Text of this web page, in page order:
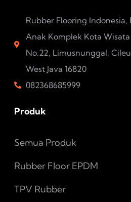
Rubber Flooring Indonesia,
Anak Komplek Kota
No.22, Limusnunggal,
West Java 16820
082368685999
Produk
Semua Produk
Rubber Floor EPDM
TPV Rubber